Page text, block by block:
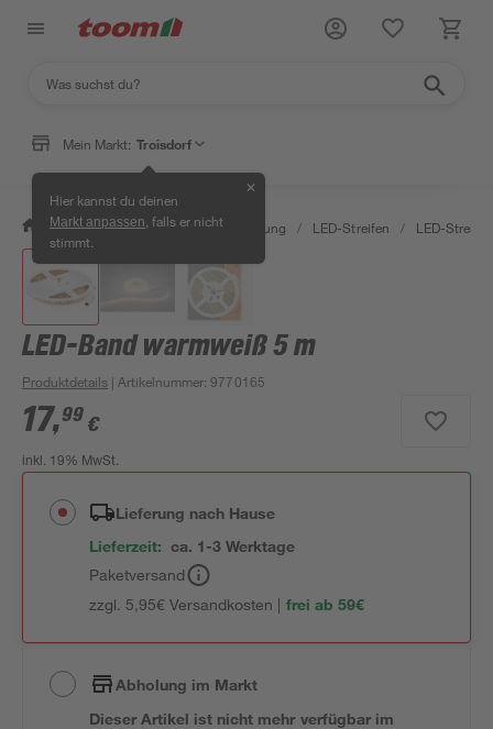
Mein Markt: Troisdorf
Hier kannst du deinen
Markt anpassen , falls er nicht
stimmt.
✕
/ Wohnen & Haushalt / Beleuchtung / LED-Streifen / LED-
LED-Band warmweiß 5 m
Produktdetails | Artikelnummer:9770165
17,99 €
inkl. 19% MwSt.
Lieferung nach Hause
Lieferzeit: ca. 1-3 Werktage
Paketversand
zzgl. 5,95€ Versandkosten | frei ab 59€
Abholung im Markt
Dieser Artikel ist nicht mehr verfügbar im